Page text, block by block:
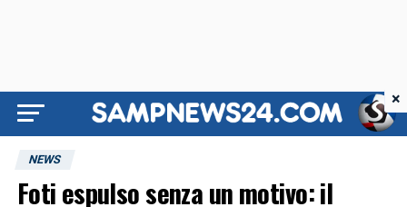
NEWS
Foti espulso senza un motivo: il
×